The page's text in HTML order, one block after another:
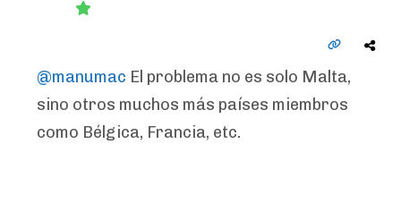
@manumac El problema no es solo Malta,
sino otros muchos más países miembros
como Bélgica, Francia, etc.